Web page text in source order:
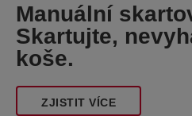
Manuální
Skartujte,
koše.
ZJISTIT VÍCE